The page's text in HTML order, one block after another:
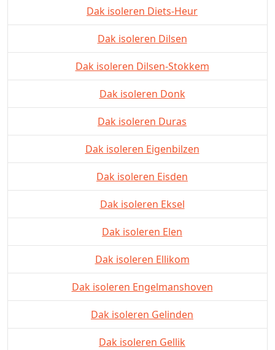
Dak isoleren Diets-Heur
Dak isoleren Dilsen
Dak isoleren Dilsen-Stokkem
Dak isoleren Donk
Dak isoleren Duras
Dak isoleren Eigenbilzen
Dak isoleren Eisden
Dak isoleren Eksel
Dak isoleren Elen
Dak isoleren Ellikom
Dak isoleren Engelmanshoven
Dak isoleren Gelinden
Dak isoleren Gellik